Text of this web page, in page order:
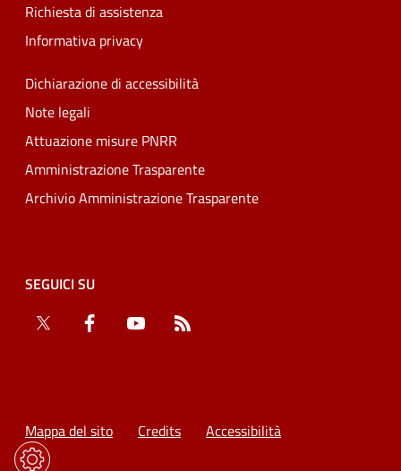
Richiesta di assistenza
Informativa privacy
Dichiarazione di accessibilità
Note legali
Attuazione misure PNRR
Amministrazione Trasparente
Archivio Amministrazione Trasparente
SEGUICI SU
Twitter
Facebook YouTube
Mappa del sito Credits Accessibilità